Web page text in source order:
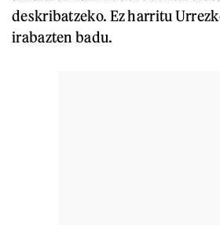
deskribatzeko. Ez harritu
irabazten badu.